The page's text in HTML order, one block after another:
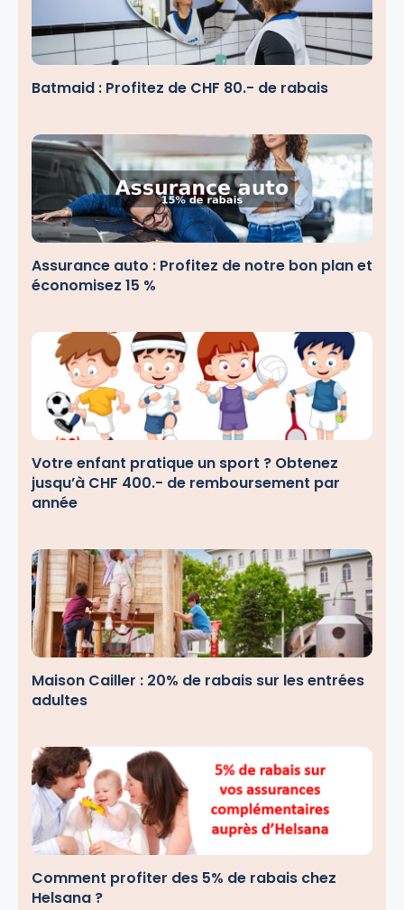
Batmaid : Profitez de CHF 80.- de rabais
Assurance auto : Profitez de notre bon plan et
économisez 15 %
Votre enfant pratique un sport ? Obtenez
jusqu’à CHF 400.- de remboursement par
année
Maison Cailler : 20% de rabais sur les entrées
adultes
Comment profiter des 5% de rabais chez
Helsana ?